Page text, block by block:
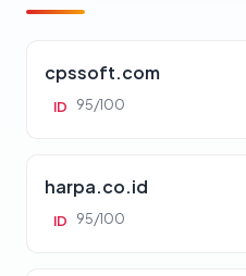
cpssoft.com
ID 95/100
harpa.co.id
ID 95/100